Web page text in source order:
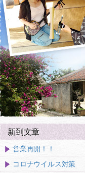
新到文章
営業再開！！
コロナウイルス対策